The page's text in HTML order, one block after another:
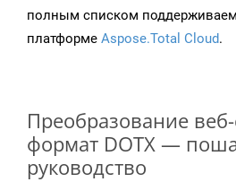
полным списком
платформе Aspose.Total Cloud.
Преобразование
формат DOTX —
руководство